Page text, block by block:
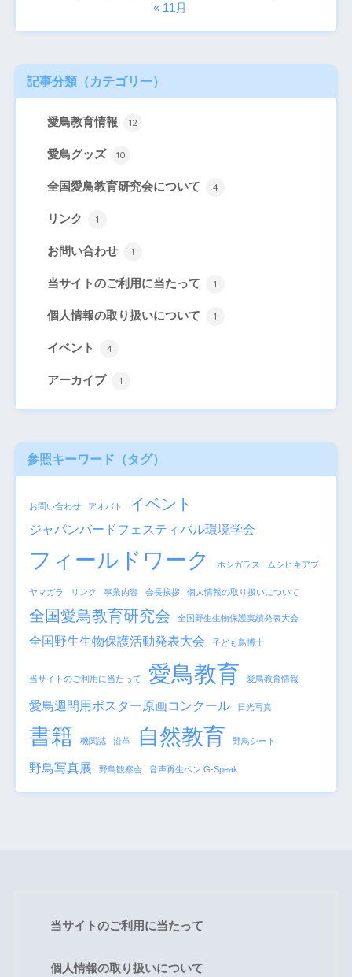
« 11月
記事分類（カテゴリー）
愛鳥教育情報 12
愛鳥グッズ 10
全国愛鳥教育研究会について 4
リンク 1
お問い合わせ 1
当サイトのご利用に当たって 1
個人情報の取り扱いについて 1
イベント 4
アーカイブ 1
参照キーワード（タグ）
お問い合わせ アオバト イベント
ジャパンバードフェスティバル環境学会
フィールドワーク ホシガラス ムシヒキアブ
ヤマガラ リンク 事業内容 会長挨拶 個人情報の取り扱いについて
全国愛鳥教育研究会 全国野生生物保護実績発表大会
全国野生生物保護活動発表大会 子ども鳥博士
当サイトのご利用に当たって 愛鳥教育 愛鳥教育情報
愛鳥週間用ポスター原画コンクール 日光写真
書籍 機関誌 沿革 自然教育 野鳥シート
野鳥写真展 野鳥観察会 音声再生ペン G-Speak
当サイトのご利用に当たって
個人情報の取り扱いについて